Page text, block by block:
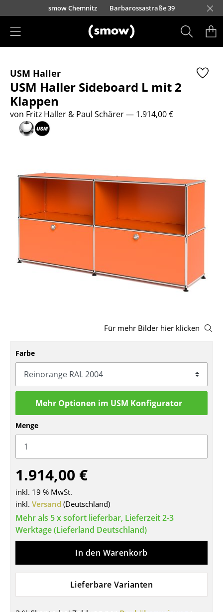
Direkt zum Inhalt
100
smow Chemnitz Barbarossastraße 39smow Düsseldorf
smow Essen
smow Frankfurt
smow Freiburg
smow Hamburg
smow Hannover
smow Kempten
smow Köln
smow Konstanz
smow Leipzig
smow Solothurn
smow Mainz
smow München
smow Nürnberg
smow Schwarzwald
smow Stuttgart
Sitzmöbel
Esszimmerstühle
Sofas
Sessel
Stühle
Freischwinger
Barhocker
Bänke & Liegen
Bürodrehstühle
Konferenzstühle
Einzelteile
... alle Sitzmöbel
Tische
Esstische
Beistelltische
Couchtische
Schreibtische
Konferenztische
Stehtische & Stehpulte
USM Haller
USM Haller Sideboard L mit 2
Klappen
von Fritz Haller & Paul Schärer— 1.914,00 €
Für mehr Bilder hier klicken
Farbe
Mehr Optionen im USM Konfigurator
Menge
1.914,00 €
inkl. 19 % MwSt.
inkl. Versand (Deutschland)
Mehr als 5 x sofort lieferbar, Lieferzeit 2-3
Werktage (Lieferland Deutschland)
In den Warenkorb
Lieferbare Varianten